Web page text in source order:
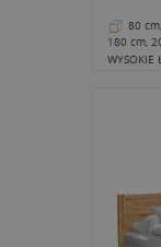
80
180 cm,
cm
WYSOKIE